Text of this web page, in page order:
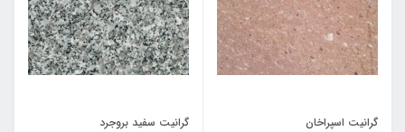
گرانیت اسپراخان گرانیت سفید بروجرد